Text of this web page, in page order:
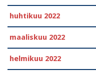
huhtikuu 2022
maaliskuu 2022
helmikuu 2022